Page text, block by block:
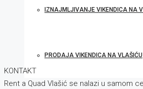
IZNAJMLJIVANJE VIKENDICA NA
PRODAJA VIKENDICA NA VLAŠIĆU
KONTAKT
Rent a Quad Vlašić se nalazi u samom